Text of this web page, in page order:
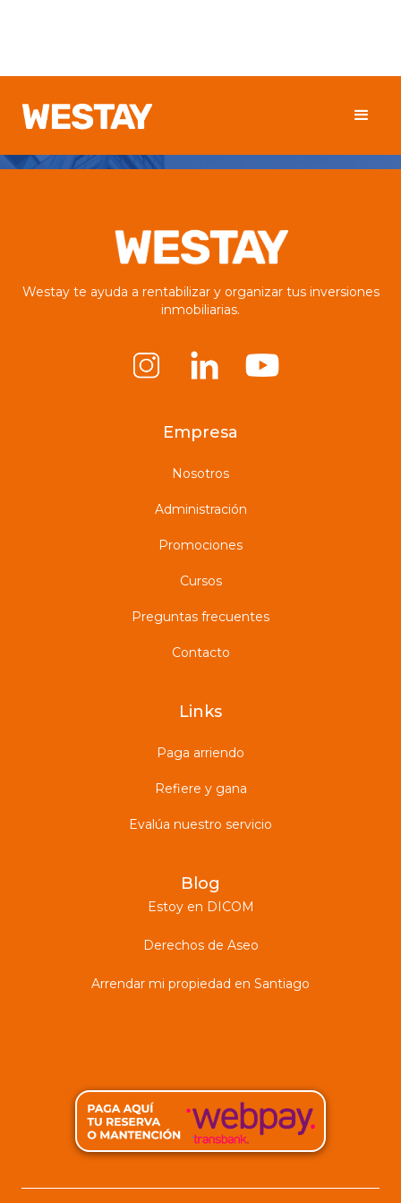
Westay te ayuda a rentabilizar y organizar tus inversiones
inmobiliarias.
Empresa
Nosotros
Administración
Promociones
Cursos
Preguntas frecuentes
Contacto
Links
Paga arriendo
Refiere y gana
Evalúa nuestro servicio
Blog
Estoy en DICOM
Derechos de Aseo
Arrendar mi propiedad en Santiago